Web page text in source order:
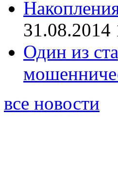
31.08.2014
Один из
все новости